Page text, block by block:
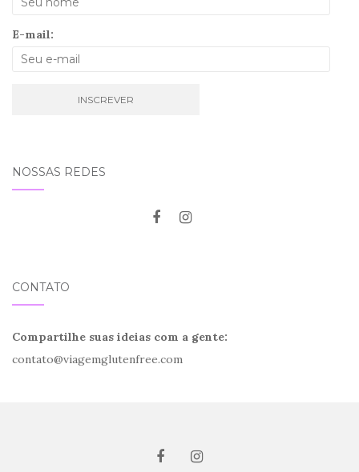
E-mail:
NOSSAS REDES
CONTATO
Compartilhe suas ideias com a gente:
contato@viagemglutenfree.com